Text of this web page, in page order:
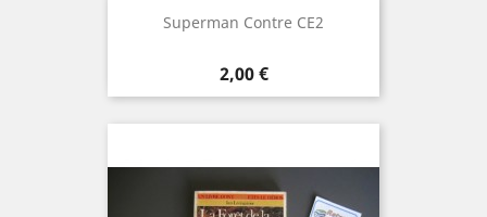
Superman Contre CE2
Prix
2,00 €